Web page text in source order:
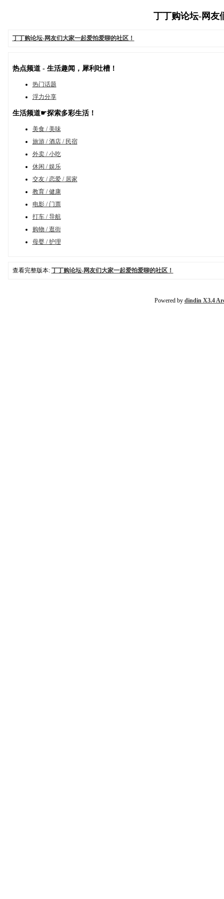
丁丁购论坛-网友
丁丁购论坛-网友们大家一起爱拍爱聊的社区！
热点频道 - 生活趣闻，犀利吐槽！
热门话题
浮力分享
生活频道☛探索多彩生活！
美食 / 美味
旅游 / 酒店 / 民宿
外卖 / 小吃
休闲 / 娱乐
交友 / 恋爱 / 居家
教育 / 健康
电影 / 门票
打车 / 导航
购物 / 逛街
母婴 / 护理
查看完整版本: 丁丁购论坛-网友们大家一起爱拍爱聊的社区！
Powered by dindin X3.4